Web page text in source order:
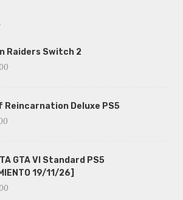
Raiders Switch 2
Reincarnation Deluxe PS5
GTA VI Standard PS5
19/11/26]